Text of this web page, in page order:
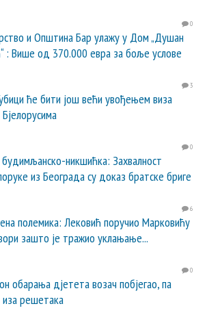
0
и Општина Бар улажу у Дом „Душан
: Више од 370.000 евра за боље услове
3
ће бити још већи увођењем виза
0
будимљанско-никшићка: Захвалност
из Београда су доказ братске бриге
6
полемика: Лековић поручио Марковићу
зашто је тражио уклањање...
0
обарања дјетета возач побјегао, па
решетака